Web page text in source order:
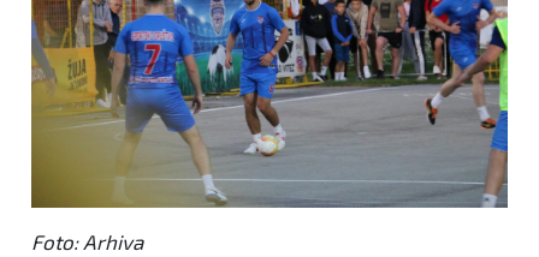
Zanimljivosti
Foto: Arhiva